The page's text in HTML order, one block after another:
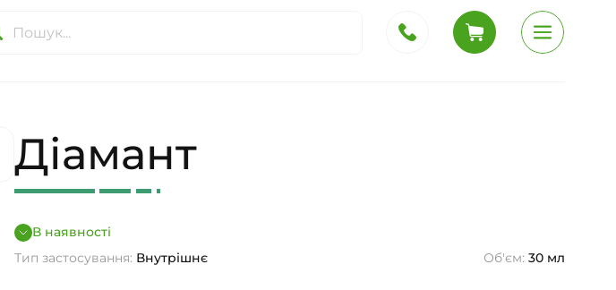
Діамант
В наявності
Тип застосування: Внутрішнє Об'єм: 30 мл